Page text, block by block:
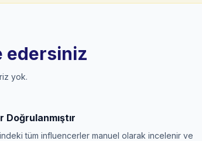
edersiniz
yok.
tüm influencerler manuel olarak incelenir ve